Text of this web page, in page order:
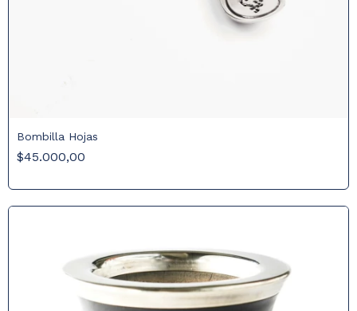
Bombilla Hojas
$45.000,00